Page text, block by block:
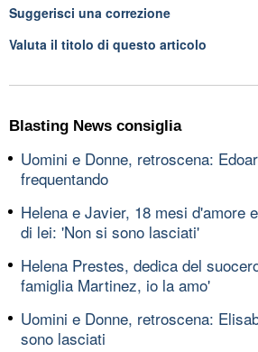
Suggerisci una correzione
Valuta il titolo di questo articolo
Blasting News consiglia
Uomini e Donne, retroscena:
frequentando
Helena e Javier, 18 mesi d'amore
di lei: 'Non si sono lasciati'
Helena Prestes, dedica del
famiglia Martinez, io la amo'
Uomini e Donne, retroscena:
sono lasciati